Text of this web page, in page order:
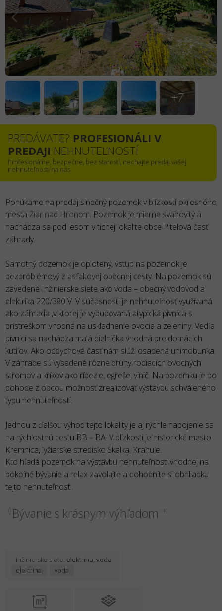
+7
PREDÁVATE? PROFESIONÁLI V
PREDAJI NEHNUTEĽNOSTÍ
Profesionálne, bezpečne, bez starostí, nechajte predaj vašej
nehnuteľnosti na nás
Ponúkame na predaj slnečný pozemok v blízkosti okresného
mesta Žiar nad Hronom. Pozemok je mierne svahovitý a
nachádza sa pod lesom v tichej lokalite obce Pitelová časť
záhrady.
Samotný pozemok je oplotený, vstup na pozemok je
bezproblémový z asfaltovej obecnej cesty. Na pozemok sú
zavedené Inžinierske siete ako voda – obecný vodovod a
elektrika 220/380 V. V súčasnosti je nehnuteľnosť využívaná
ako záhrada ,v ktorej je vybudovaná atypická pivnica s
prístreškom vhodná na uskladnenie ovocia a zeleniny. Vedľa
pivnici sa nachádza malá dielnička vhodná pre domácich
kutilov. Ako oddychová časť nám slúži osadená unimobunka.
V záhrade sú vysadené rôzne druhy rodiacich ovocných
stromov a kríkov ako ríbezle, egreše, vinič. Na pozemku je po
dohode z obcou možnosť zrealizovať výstavbu schváleného
typu nehnuteľnosti.
Jednou z ďalšou výhod tejto lokality je aj rýchle napojenie sa
na rýchlostnú cestu BB – BA. V blízkosti je historické mesto
Kremnica, lyžiarske stredisko Skalka, Krahule.
Kto hľadá pozemok na výstavbu nehnuteľnosti vhodnej na
pokojné bývanie a relax zavolajte a dohodnite si obhliadku
tejto nehnuteľnosti.
"Bývanie s krásnym výhľadom "
Inžinierske siete: elektrina, voda
elektrina
voda